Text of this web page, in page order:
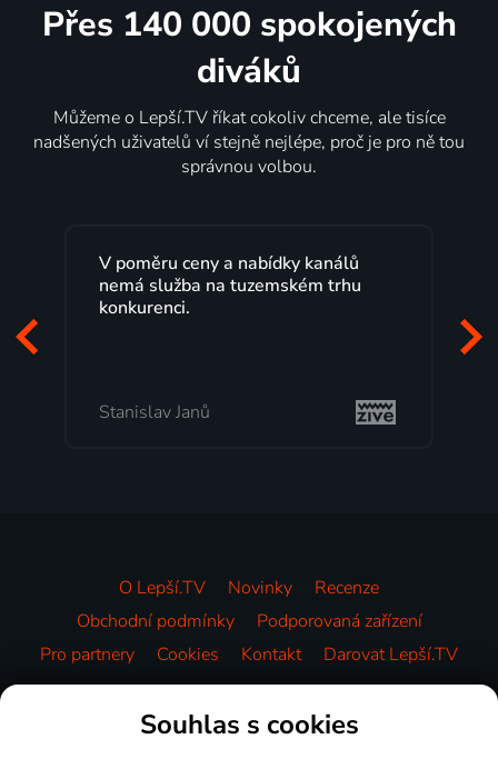
Přes 140 000 spokojených
diváků
Můžeme o Lepší.TV říkat cokoliv chceme, ale tisíce
nadšených uživatelů ví stejně nejlépe, proč je pro ně tou
správnou volbou.
a nabídky kanálů
tuzemském trhu
Lepší.TV sleduji už
maximální spokojeností.
začátek programu, to je
Milada Tomešová
O Lepší.TV Novinky
Recenze
Obchodní podmínky
Podporovaná zařízení
Pro partnery
Cookies Kontakt Darovat Lepší.TV
Videotéka
Souhlas s cookies